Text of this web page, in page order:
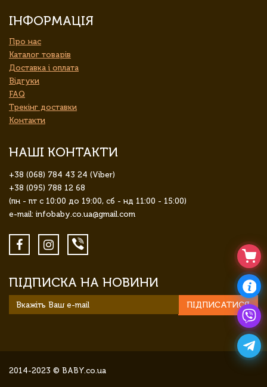
ІНФОРМАЦІЯ
Про нас
Каталог товарів
Доставка і оплата
Відгуки
FAQ
Трекінг доставки
Контакти
НАШІ КОНТАКТИ
+38 (068) 784 43 24 (Viber)
+38 (095) 788 12 68
(пн - пт с 10:00 до 19:00, сб - нд 11:00 - 15:00)
e-mail: infobaby.co.ua@gmail.com
ПІДПИСКА НА НОВИНИ
ПІДПИСАТИСЯ
2014-2023 © BABY.co.ua